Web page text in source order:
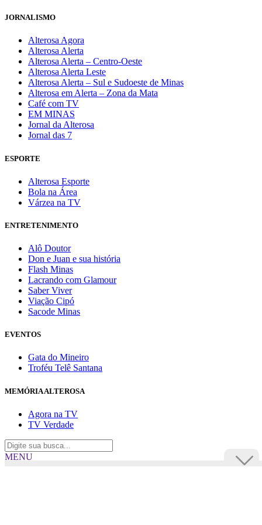
JORNALISMO
Alterosa Agora
Alterosa Alerta
Alterosa Alerta – Centro-Oeste
Alterosa Alerta Leste
Alterosa Alerta – Sul e Sudoeste de Minas
Alterosa em Alerta – Zona da Mata
Café com TV
EM MINAS
Jornal da Alterosa
Jornal das 7
ESPORTE
Alterosa Esporte
Bola na Área
Várzea na TV
ENTRETENIMENTO
Alô Doutor
Don e Juan e sua história
Flash Minas
Lacrando com Glamour
Saber Viver
Viação Cipó
Sacode Minas
EVENTOS
Gata do Mineiro
Troféu Telê Santana
MEMÓRIA ALTEROSA
Agora na TV
TV Verdade
MENU